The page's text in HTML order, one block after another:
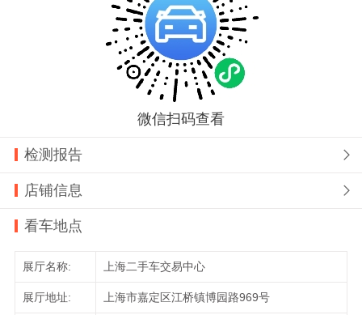
微信扫码查看
检测报告 
店铺信息 
看车地点
展厅名称: 上海二手车交易中心
展厅地址: 上海市嘉定区江桥镇博园路969号